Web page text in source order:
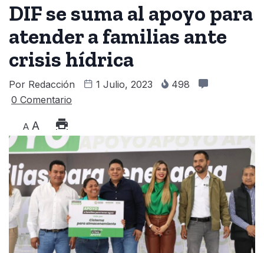
DIF se suma al apoyo para
atender a familias ante
crisis hídrica
Por Redacción 1 Julio, 2023
498
0 Comentario
A A